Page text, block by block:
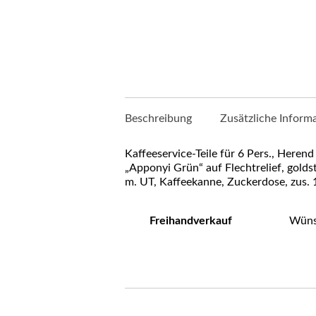
Beschreibung Zusätzliche
Kaffeeservice-Teile für 6 Pers.,
„Apponyi Grün“ auf Flechtrelief,
m. UT, Kaffeekanne, Zuckerdose, zus.
Freihandverkauf